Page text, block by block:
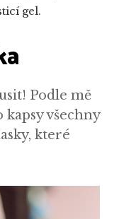
gel.
Podle mě
všechny
které